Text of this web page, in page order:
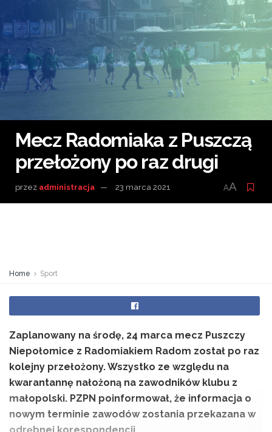
Mecz Radomiaka z Puszczą
przełożony po raz drugi
przez administracja 23 marca 2021 AA
Home Sport
Zaplanowany na środę, 24 marca mecz Puszczy
Niepołomice z Radomiakiem Radom został po raz
kolejny przełożony. Wszystko ze względu na
kwarantannę nałożoną na zawodników klubu z
małopolski. PZPN poinformował, że informacja o
nowym terminie zawodów zostania przekazana w